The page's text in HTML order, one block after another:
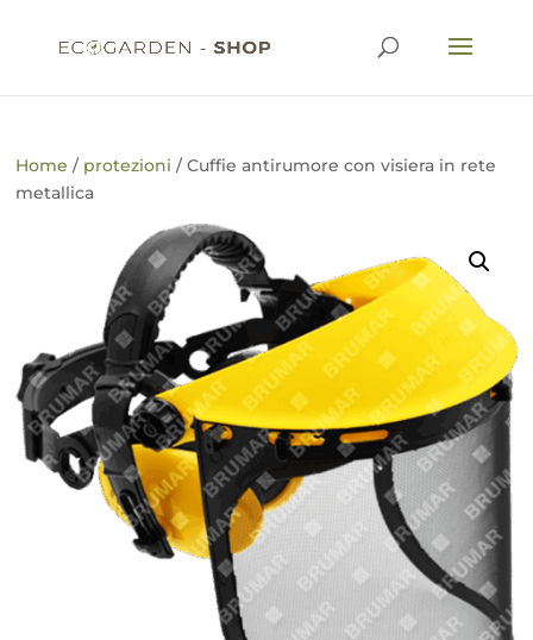
Home / protezioni / Cuffie antirumore con visiera in rete
metallica